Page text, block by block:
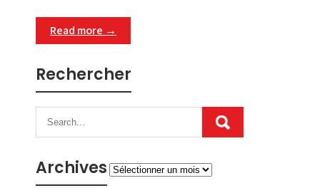
Read more →
Rechercher
ArchivesArchives